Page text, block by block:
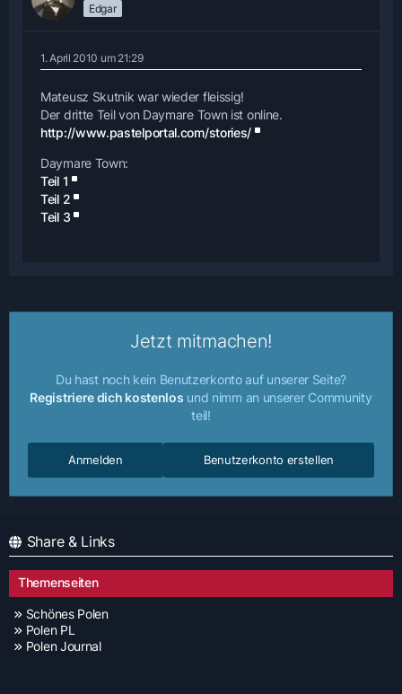
Edgar
1. April 2010 um 21:29
Mateusz Skutnik war wieder fleissig!
Der dritte Teil von Daymare Town ist online.
http://www.pastelportal.com/stories/
Daymare Town:
Teil 1
Teil 2
Teil 3
Jetzt mitmachen!
Du hast noch kein Benutzerkonto auf unserer Seite?
Registriere dich kostenlos und nimm an unserer Community
teil!
Benutzerkonto erstellen
Anmelden
Share & Links
Themenseiten
Schönes Polen
Polen PL
Polen Journal